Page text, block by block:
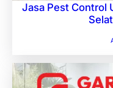
Jasa Pest Control